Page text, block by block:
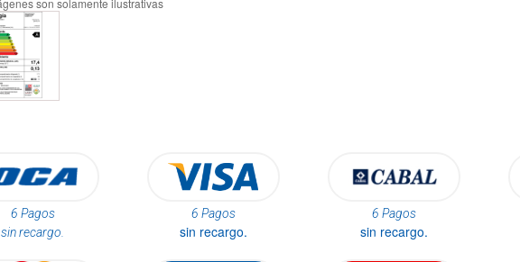
6 Pagos
sin recargo.
6 Pagos
sin recargo.
6 Pagos
sin recargo.